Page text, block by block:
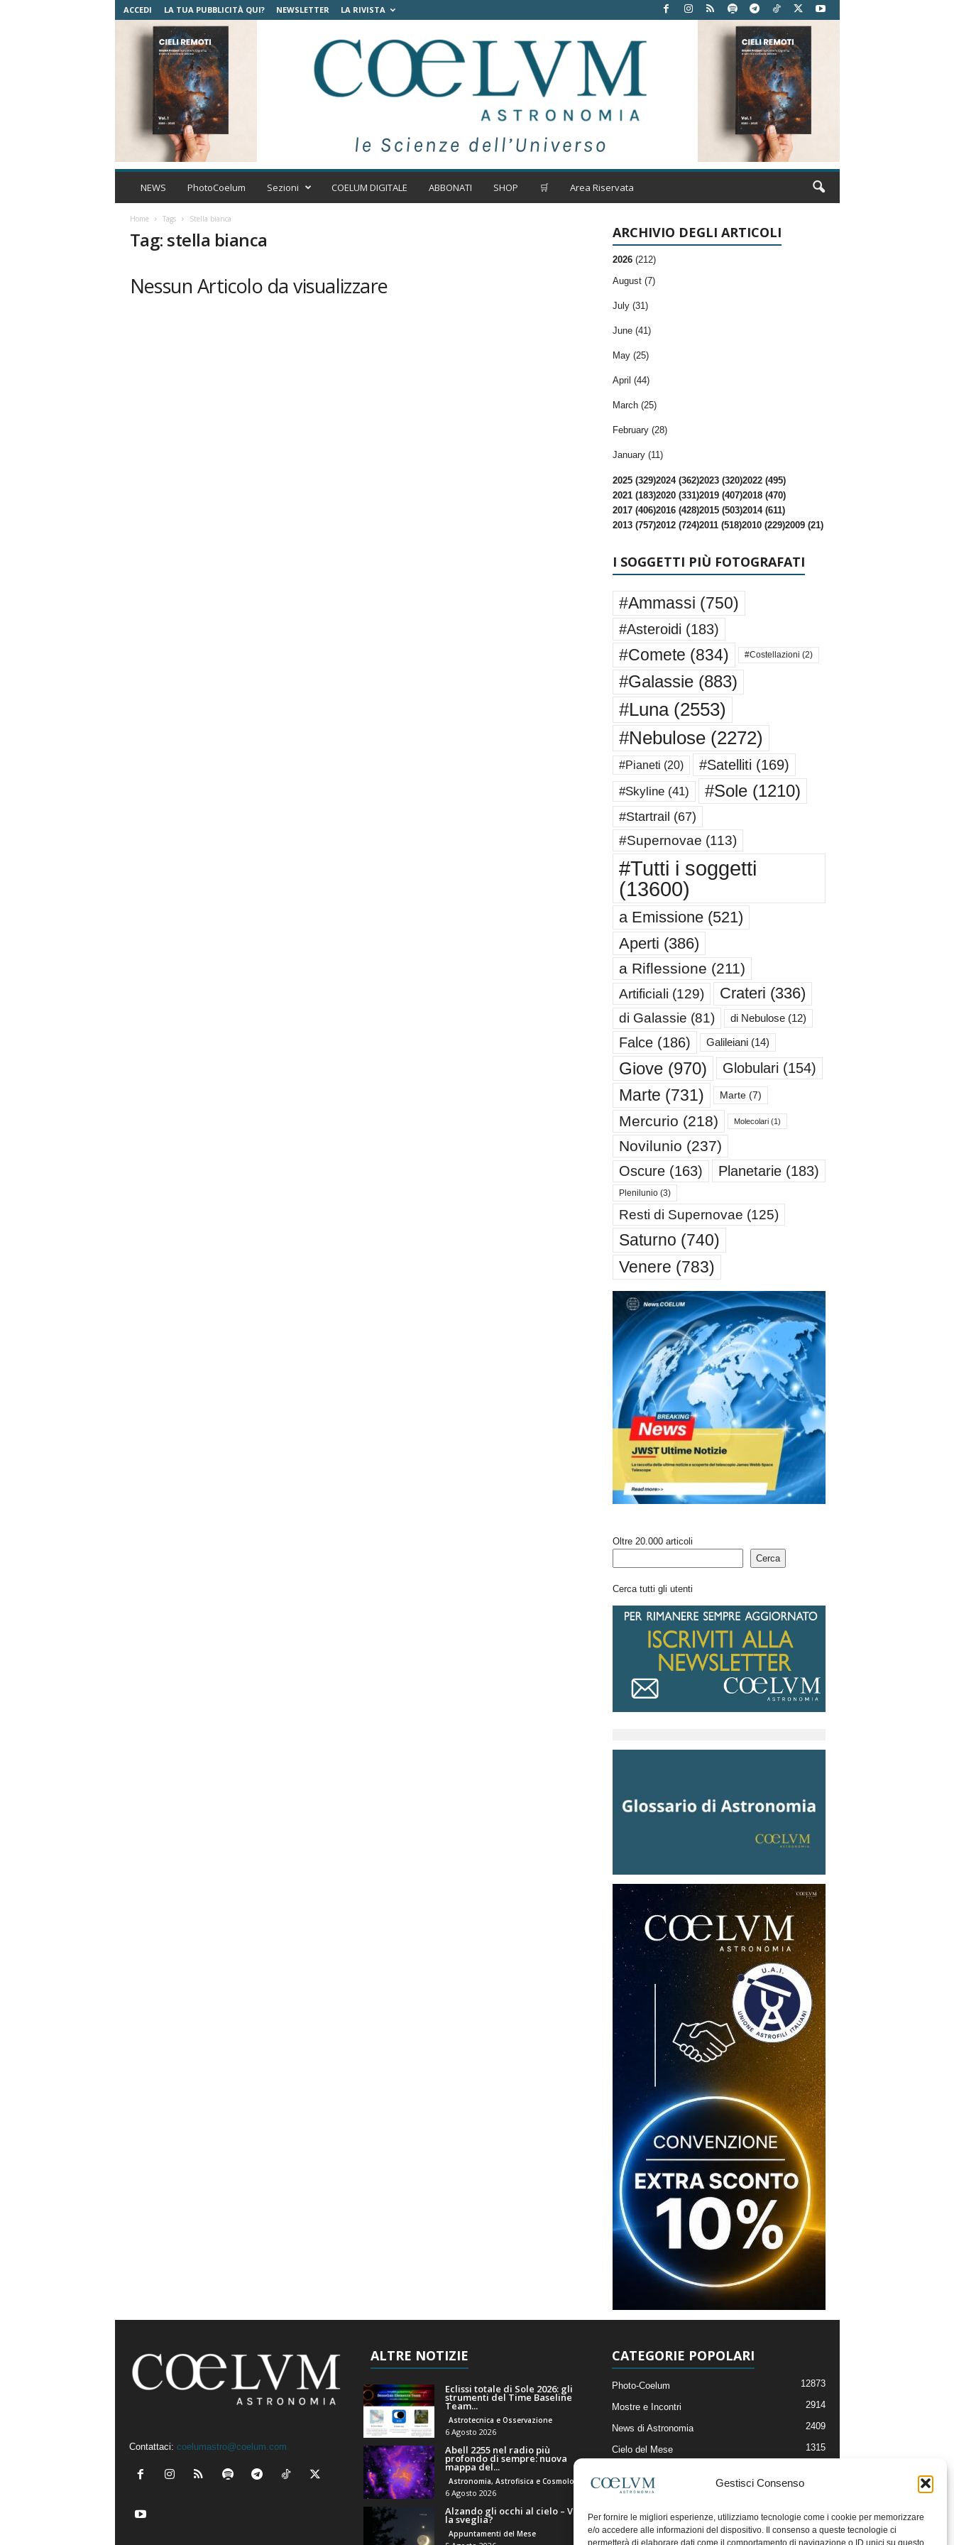
Gestisci Consenso
Per fornire le migliori esperienze, utilizziamo tecnologie come i cookie per memorizzare
e/o accedere alle informazioni del dispositivo. Il consenso a queste tecnologie ci
permetterà di elaborare dati come il comportamento di navigazione o ID unici su questo
ACCEDI LA TUA PUBBLICITÀ QUI? NEWSLETTER LA RIVISTA
C
m
t
NEWS PhotoCoelum Sezioni COELUM DIGITALE ABBONATI SHOP 🛒 Area Riservata
Home Tags Stella bianca
Tag: stella bianca
Nessun Articolo da visualizzare
ARCHIVIO DEGLI ARTICOLI
2026 (212)
August (7)
July (31)
June (41)
May (25)
April (44)
March (25)
February (28)
January (11)
2025 (329)2024 (362)2023 (320)2022 (495)
2021 (183)2020 (331)2019 (407)2018 (470)
2017 (406)2016 (428)2015 (503)2014 (611)
2013 (757)2012 (724)2011 (518)2010 (229)2009 (21)
I SOGGETTI PIÙ FOTOGRAFATI
#Ammassi (750)
#Asteroidi (183)
#Comete (834) #Costellazioni (2)
#Galassie(883)
#Luna(2553)
#Nebulose(2272)
#Pianeti (20) #Satelliti (169)
#Skyline(41) #Sole(1210)
#Startrail (67)
#Supernovae (113)
#Tutti i soggetti
(13600)
a Emissione(521)
Aperti (386)
a Riflessione (211)
Artificiali (129) Crateri (336)
di Galassie (81) di Nebulose(12)
Falce(186) Galileiani(14)
Giove(970) Globulari (154)
Marte (731) Marte(7)
Mercurio (218) Molecolari(1)
Novilunio (237)
Oscure(163) Planetarie(183)
Plenilunio(3)
Resti di Supernovae (125)
Saturno (740)
Venere (783)
Oltre 20.000 articoli
Cerca
Cerca tutti gli utenti
Contattaci: coelumastro@coelum.com
ALTRE NOTIZIE
Eclissi totale di Sole 2026: gli
strumenti del Time Baseline
Team...
Astrotecnica e Osservazione
6 Agosto 2026
Abell 2255 nel radio più
profondo di sempre: nuova
mappa del...
Astronomia, Astrofisica e Cosmologia
6 Agosto 2026
Alzando gli occhi al cielo – Vale
la sveglia?
Appuntamenti del Mese
CATEGORIE POPOLARI
Photo-Coelum 12873
Mostre e Incontri 2914
News di Astronomia 2409
Cielo del Mese 1315
Articoli e Risorse On-Line
Il Blog della Redazione